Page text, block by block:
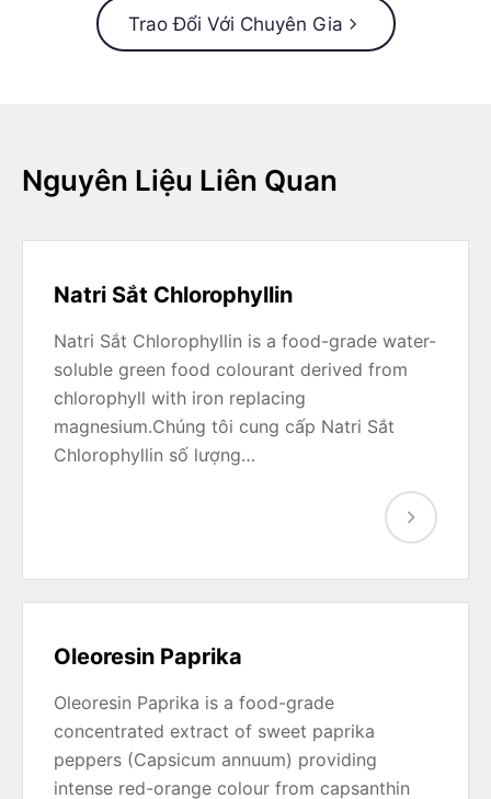
Trao Đổi Với Chuyên Gia
Nguyên Liệu Liên Quan
Natri Sắt Chlorophyllin
Natri Sắt Chlorophyllin is a food-grade water-
soluble green food colourant derived from
chlorophyll with iron replacing
magnesium.Chúng tôi cung cấp Natri Sắt
Chlorophyllin số lượng…
Oleoresin Paprika
Oleoresin Paprika is a food-grade
concentrated extract of sweet paprika
peppers (Capsicum annuum) providing
intense red-orange colour from capsanthin